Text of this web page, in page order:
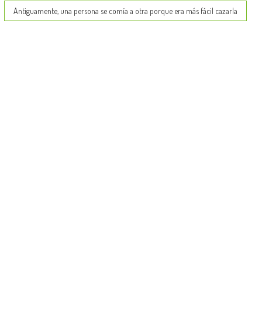
Antiguamente, una persona se comía a otra porque era más fácil cazarla